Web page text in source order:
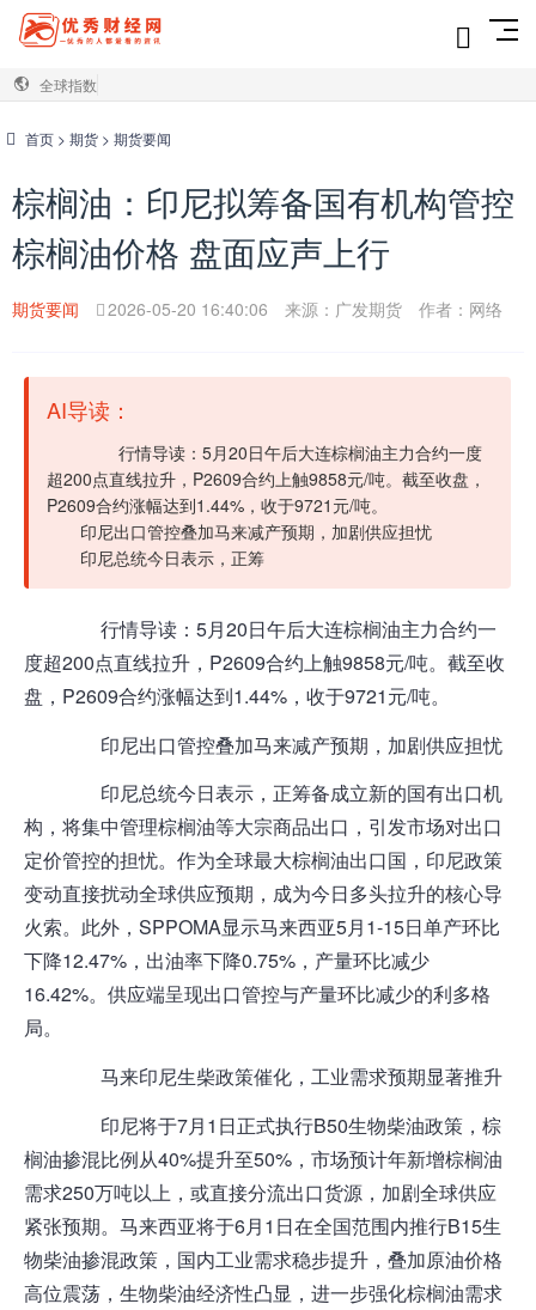
全球指数
首页 > 期货 > 期货要闻
棕榈油：印尼拟筹备国有机构管控
棕榈油价格 盘面应声上行
期货要闻 2026-05-20 16:40:06 来源：广发期货 作者：网络
AI导读：
行情导读：5月20日午后大连棕榈油主力合约一度
超200点直线拉升，P2609合约上触9858元/吨。截至收盘，
P2609合约涨幅达到1.44%，收于9721元/吨。
印尼出口管控叠加马来减产预期，加剧供应担忧
印尼总统今日表示，正筹
行情导读：5月20日午后大连棕榈油主力合约一
度超200点直线拉升，P2609合约上触9858元/吨。截至收
盘，P2609合约涨幅达到1.44%，收于9721元/吨。
印尼出口管控叠加马来减产预期，加剧供应担忧
印尼总统今日表示，正筹备成立新的国有出口机
构，将集中管理棕榈油等大宗商品出口，引发市场对出口
定价管控的担忧。作为全球最大棕榈油出口国，印尼政策
变动直接扰动全球供应预期，成为今日多头拉升的核心导
火索。此外，SPPOMA显示马来西亚5月1-15日单产环比
下降12.47%，出油率下降0.75%，产量环比减少
16.42%。供应端呈现出口管控与产量环比减少的利多格
局。
马来印尼生柴政策催化，工业需求预期显著推升
印尼将于7月1日正式执行B50生物柴油政策，棕
榈油掺混比例从40%提升至50%，市场预计年新增棕榈油
需求250万吨以上，或直接分流出口货源，加剧全球供应
紧张预期。马来西亚将于6月1日在全国范围内推行B15生
物柴油掺混政策，国内工业需求稳步提升，叠加原油价格
高位震荡，生物柴油经济性凸显，进一步强化棕榈油需求